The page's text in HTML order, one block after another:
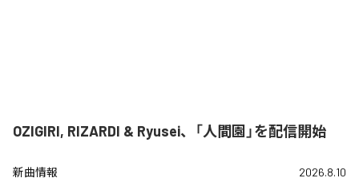
OZIGIRI, RIZARDI & Ryusei、「人間園」を配信開始
新曲情報 2026.8.10